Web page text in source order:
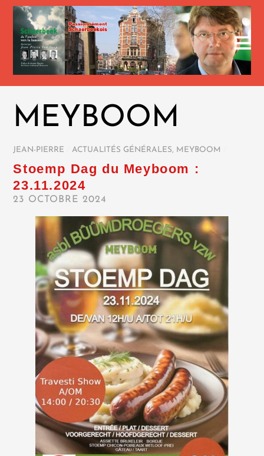
MEYBOOM
JEAN-PIERRE ACTUALITÉS GÉNÉRALES, MEYBOOM
Stoemp Dag du Meyboom :
23.11.2024
23 OCTOBRE 2024